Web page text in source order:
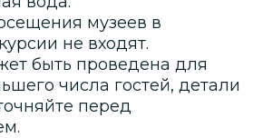
музеев в
не входят.
быть проведена для
числа гостей, детали
перед